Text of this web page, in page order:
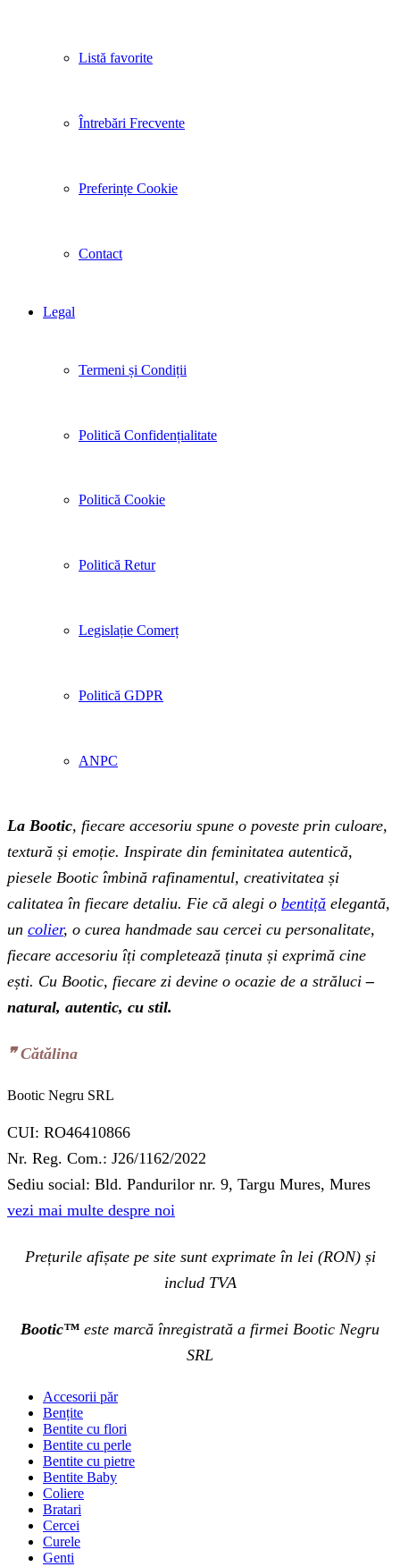
Listă favorite
Întrebări Frecvente
Preferințe Cookie
Contact
Legal
Termeni și Condiții
Politică Confidențialitate
Politică Cookie
Politică Retur
Legislație Comerț
Politică GDPR
ANPC
La Bootic, fiecare accesoriu spune o poveste prin culoare,
textură și emoție. Inspirate din feminitatea autentică,
piesele Bootic îmbină rafinamentul, creativitatea și
calitatea în fiecare detaliu. Fie că alegi o bentiță elegantă,
un colier, o curea handmade sau cercei cu personalitate,
fiecare accesoriu îți completează ținuta și exprimă cine
ești. Cu Bootic, fiecare zi devine o ocazie de a străluci –
natural, autentic, cu stil.
❞‬ Cătălina
Bootic Negru SRL
CUI: RO46410866
Nr. Reg. Com.: J26/1162/2022
Sediu social: Bld. Pandurilor nr. 9, Targu Mures, Mures
vezi mai multe despre noi
Prețurile afișate pe site sunt exprimate în lei (RON) și
includ TVA
Bootic™ este marcă înregistrată a firmei Bootic Negru
SRL
Accesorii păr
Bențite
Bentite cu flori
Bentite cu perle
Bentite cu pietre
Bentite Baby
Coliere
Bratari
Cercei
Curele
Genti